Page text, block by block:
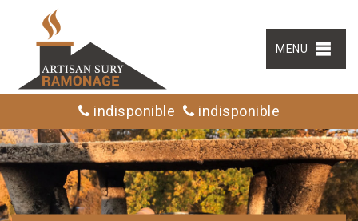
MENU
indisponible indisponible